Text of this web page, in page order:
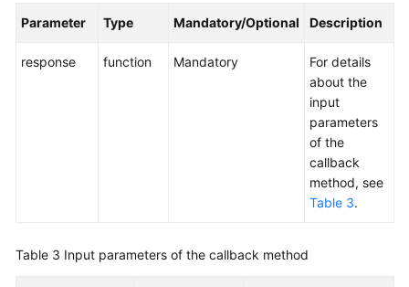
Parameter Type Mandatory/Optional Description
response function Mandatory
For details
about the
input
parameters
of the
callback
method, see
Table 3.
Table 3 Input parameters of the callback method